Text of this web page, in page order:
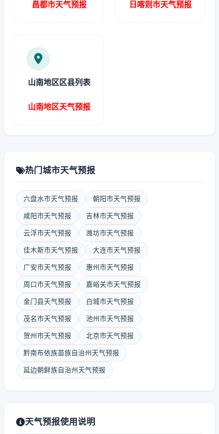
昌都市天气预报 日喀则市天气预报
山南地区区县列表
山南地区天气预报
热门城市天气预报
六盘水市天气预报 朝阳市天气预报
咸阳市天气预报 吉林市天气预报
云浮市天气预报 潍坊市天气预报
佳木斯市天气预报 大连市天气预报
广安市天气预报 惠州市天气预报
周口市天气预报 嘉峪关市天气预报
金门县天气预报 白城市天气预报
茂名市天气预报 池州市天气预报
贺州市天气预报 北京市天气预报
黔南布依族苗族自治州天气预报
延边朝鲜族自治州天气预报
天气预报使用说明